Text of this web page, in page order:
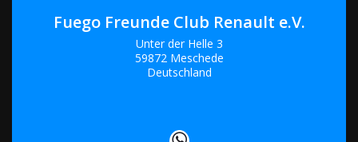
Fuego Freunde Club Renault e.V.
Unter der Helle 3
59872 Meschede
Deutschland